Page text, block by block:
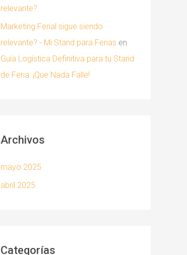
relevante?
Marketing Ferial sigue siendo
relevante? - Mi Stand para Ferias en
Guía Logística Definitiva para tu Stand
de Feria: ¡Que Nada Falle!
Archivos
mayo 2025
abril 2025
Categorías